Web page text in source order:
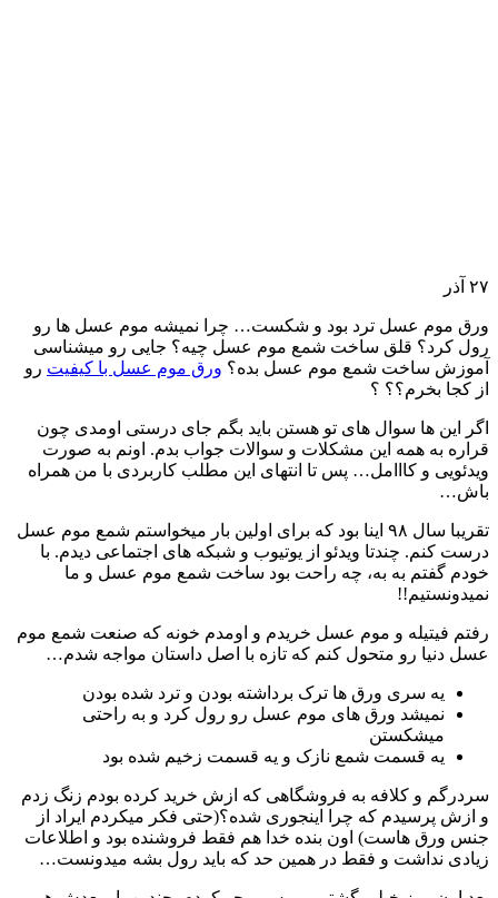
۲۷ آذر
ورق موم عسل ترد بود و شکست… چرا نمیشه موم عسل ها رو
رول کرد؟ قلق ساخت شمع موم عسل چیه؟ جایی رو میشناسی
آموزش ساخت شمع موم عسل بده؟ ورق موم عسل با کیفیت رو
از کجا بخرم؟؟ ؟
اگر این ها سوال های تو هستن باید بگم جای درستی اومدی چون
قراره به همه این مشکلات و سوالات جواب بدم. اونم به صورت
ویدئویی و کااامل… پس تا انتهای این مطلب کاربردی با من همراه
باش…
تقریبا سال ۹۸ اینا بود که برای اولین بار میخواستم شمع موم عسل
درست کنم. چندتا ویدئو از یوتیوب و شبکه های اجتماعی دیدم. با
خودم گفتم به به، چه راحت بود ساخت شمع موم عسل و ما
نمیدونستیم!!
رفتم فیتیله و موم عسل خریدم و اومدم خونه که صنعت شمع موم
عسل دنیا رو متحول کنم که تازه با اصل داستان مواجه شدم…
یه سری ورق ها ترک برداشته بودن و ترد شده بودن
نمیشد ورق های موم عسل رو رول کرد و به راحتی
میشکستن
یه قسمت شمع نازک و یه قسمت زخیم شده بود
سردرگم و کلافه به فروشگاهی که ازش خرید کرده بودم زنگ زدم
و ازش پرسیدم که چرا اینجوری شده؟(حتی فکر میکردم ایراد از
جنس ورق هاست) اون بنده خدا هم فقط فروشنده بود و اطلاعات
زیادی نداشت و فقط در همین حد که باید رول بشه میدونست…